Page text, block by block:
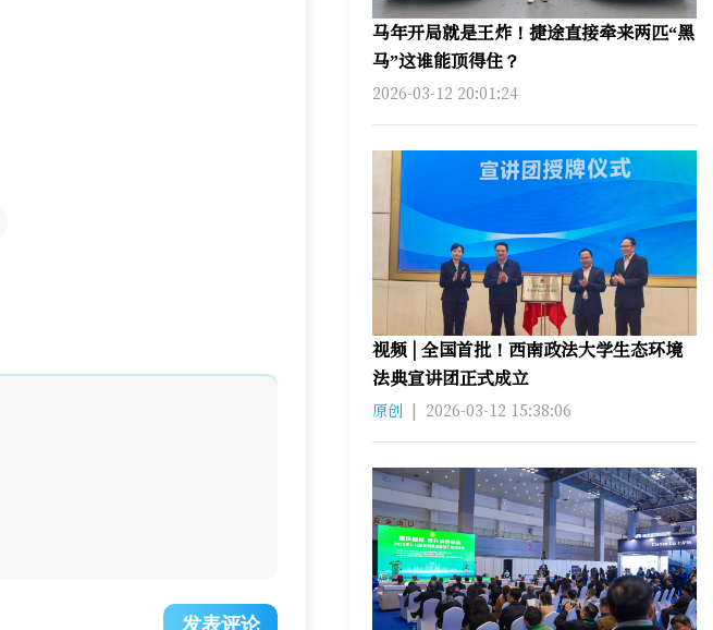
发表评论
马年开局就是王炸！捷途直接牵来两匹“黑
马”这谁能顶得住？
2026-03-12 20:01:24
视频 | 全国首批！西南政法大学生态环境
法典宣讲团正式成立
原创 | 2026-03-12 15:38:06